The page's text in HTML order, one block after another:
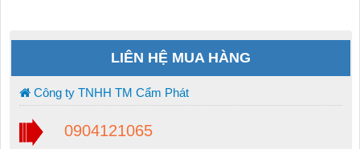
LIÊN HỆ MUA HÀNG
Công ty TNHH TM Cẩm Phát
0904121065